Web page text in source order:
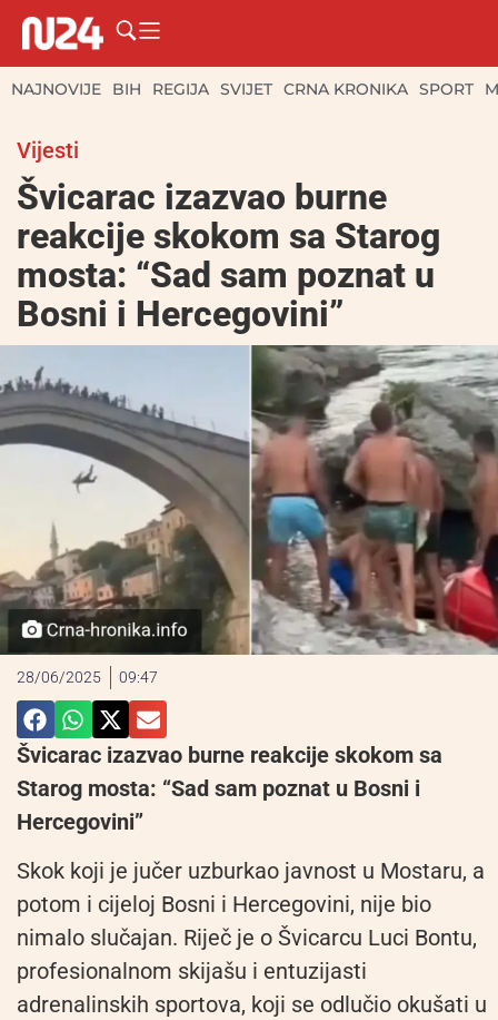
NAJNOVIJE BIH REGIJA SVIJET CRNA KRONIKA SPORT
Vijesti
Švicarac izazvao burne
reakcije skokom sa Starog
mosta: “Sad sam poznat u
Bosni i Hercegovini”
28/06/2025 09:47
Švicarac izazvao burne reakcije skokom sa
Starog mosta: “Sad sam poznat u Bosni i
Hercegovini”
Skok koji je jučer uzburkao javnost u Mostaru, a
potom i cijeloj Bosni i Hercegovini, nije bio
nimalo slučajan. Riječ je o Švicarcu Luci Bontu,
profesionalnom skijašu i entuzijasti
adrenalinskih sportova, koji se odlučio okušati u